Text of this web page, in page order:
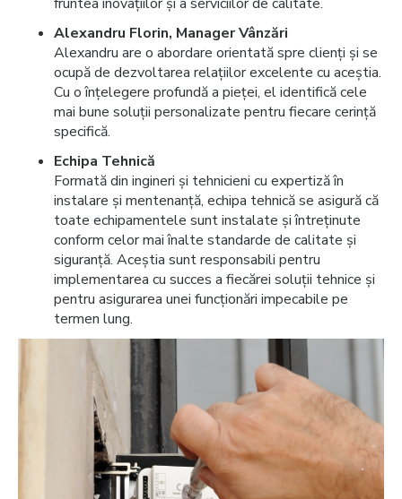
Alexandru Florin, Manager Vânzări
Alexandru are o abordare orientată spre clienți și se
ocupă de dezvoltarea relațiilor excelente cu aceștia.
Cu o înțelegere profundă a pieței, el identifică cele
mai bune soluții personalizate pentru fiecare cerință
specifică.
Echipa Tehnică
Formată din ingineri și tehnicieni cu expertiză în
instalare și mentenanță, echipa tehnică se asigură că
toate echipamentele sunt instalate și întreținute
conform celor mai înalte standarde de calitate și
siguranță. Aceștia sunt responsabili pentru
implementarea cu succes a fiecărei soluții tehnice și
pentru asigurarea unei funcționări impecabile pe
termen lung.